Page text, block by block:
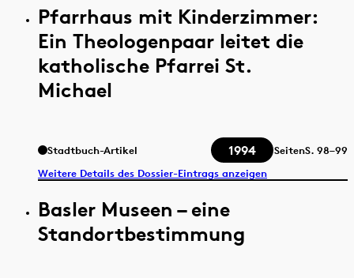
Pfarrhaus mit Kinderzimmer:
Ein Theologenpaar leitet die
katholische Pfarrei St.
Michael
Stadtbuch-Artikel 1994 SeitenS. 98–99
Weitere Details des Dossier-Eintrags anzeigen
Basler Museen – eine
Standortbestimmung